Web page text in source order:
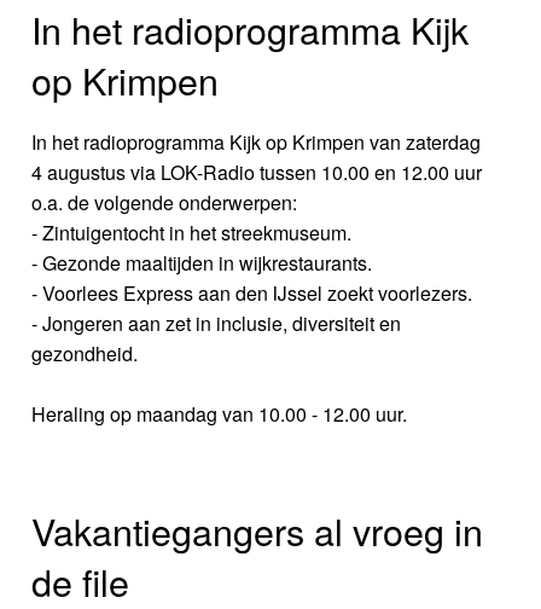
In het radioprogramma Kijk
op Krimpen
In het radioprogramma Kijk op Krimpen van zaterdag
4 augustus via LOK-Radio tussen 10.00 en 12.00 uur
o.a. de volgende onderwerpen:
- Zintuigentocht in het streekmuseum.
- Gezonde maaltijden in wijkrestaurants.
- Voorlees Express aan den IJssel zoekt voorlezers.
- Jongeren aan zet in inclusie, diversiteit en
gezondheid.
Heraling op maandag van 10.00 - 12.00 uur.
Vakantiegangers al vroeg in
de file